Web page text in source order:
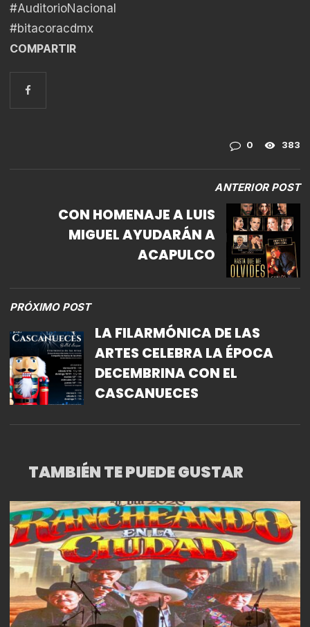
#AuditorioNacional
#bitacoracdmx
COMPARTIR
0 383
ANTERIOR POST
CON HOMENAJE A LUIS
MIGUEL AYUDARÁN A
ACAPULCO
PRÓXIMO POST
LA FILARMÓNICA DE LAS
ARTES CELEBRA LA ÉPOCA
DECEMBRINA CON EL
CASCANUECES
TAMBIÉN TE PUEDE GUSTAR